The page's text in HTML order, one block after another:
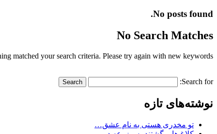
No posts found.
No Search Matches
matched your search criteria. Please try again with new keywords.
Search for:
نوشته‌های تازه
تو مخدری هستی به نام عشق…